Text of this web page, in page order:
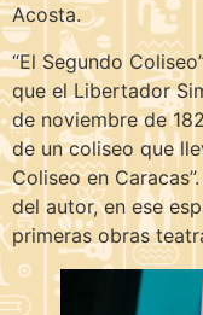
Acosta.
“El Segundo
que el Libertador
de noviembre de
de un coliseo que
Coliseo en
del autor, en ese
primeras obras